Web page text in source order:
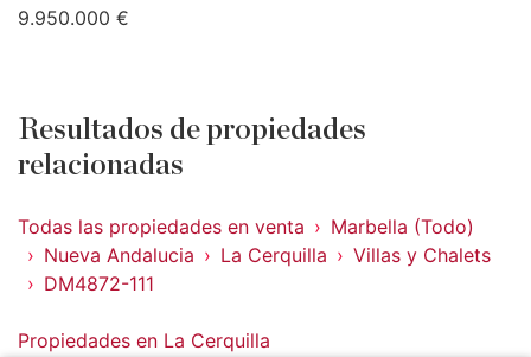
9.950.000 €
Resultados de propiedades
relacionadas
Todas las propiedades en venta
Marbella (Todo)
Nueva Andalucia
La Cerquilla
Villas y Chalets
DM4872-111
Propiedades en La Cerquilla